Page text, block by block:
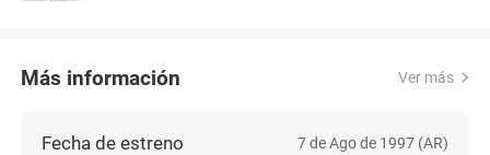
Más información Ver más
Fecha de estreno 7 de Ago de 1997 (AR)